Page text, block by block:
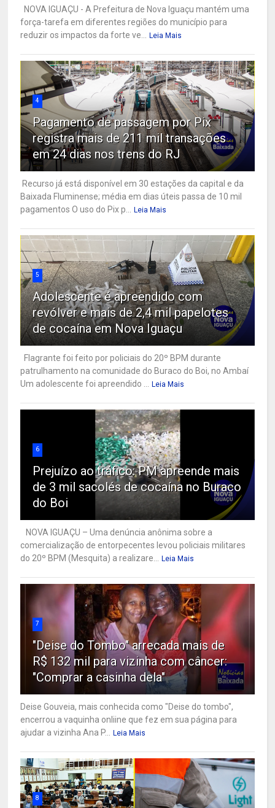
NOVA IGUAÇU - A Prefeitura de Nova Iguaçu mantém uma
força-tarefa em diferentes regiões do município para
reduzir os impactos da forte ve... Leia Mais
4
Pagamento de passagem por Pix
registra mais de 211 mil transações
em 24 dias nos trens do RJ
Recurso já está disponível em 30 estações da capital e da
Baixada Fluminense; média em dias úteis passa de 10 mil
pagamentos O uso do Pix p... Leia Mais
5
Adolescente é apreendido com
revólver e mais de 2,4 mil papelotes
de cocaína em Nova Iguaçu
Flagrante foi feito por policiais do 20º BPM durante
patrulhamento na comunidade do Buraco do Boi, no Ambaí
Um adolescente foi apreendido ... Leia Mais
6
Prejuízo ao tráfico: PM apreende mais
de 3 mil sacolés de cocaína no Buraco
do Boi
NOVA IGUAÇU – Uma denúncia anônima sobre a
comercialização de entorpecentes levou policiais militares
do 20º BPM (Mesquita) a realizare... Leia Mais
7
"Deise do Tombo" arrecada mais de
R$ 132 mil para vizinha com câncer:
"Comprar a casinha dela"
Deise Gouveia, mais conhecida como "Deise do tombo",
encerrou a vaquinha onliine que fez em sua página para
ajudar a vizinha Ana P... Leia Mais
8